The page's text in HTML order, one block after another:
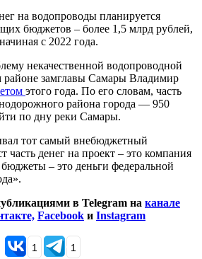
на водопроводы планируется
бюджетов – более 1,5 млрд рублей,
с 2022 года.
некачественной водопроводной
замглавы Самары Владимир
этого года. По его словам, часть
района города — 950
по дну реки Самары.
тот самый внебюджетный
часть денег на проект – это компания
– это деньги федеральной
в Telegram на канале
Facebook и Instagram
1 1